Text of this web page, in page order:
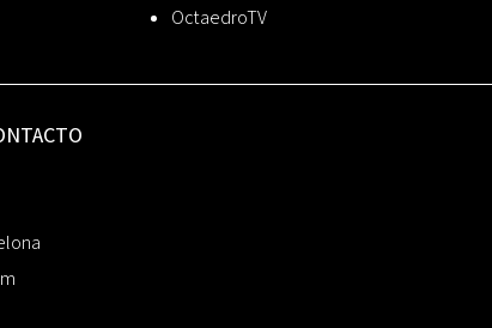
OctaedroTV